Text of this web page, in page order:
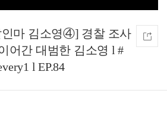
마 김소영④] 경찰 조사
어간 대범한 김소영 l #
l EP.84